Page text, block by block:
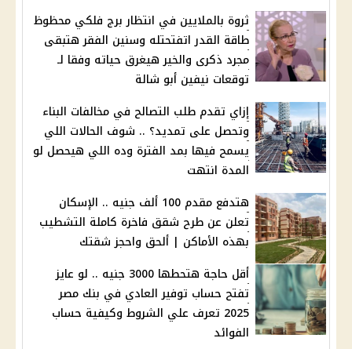
ثروة بالملايين في انتظار برج فلكي محظوظ
طاقة القدر اتفتحتله وسنين الفقر هتبقى
مجرد ذكرى والخير هيغرق حياته وفقا لـ
توقعات نيفين أبو شالة
إزاي تقدم طلب التصالح في مخالفات البناء
وتحصل على تمديد؟ .. شوف الحالات اللي
يسمح فيها بمد الفترة وده اللي هيحصل لو
المدة انتهت
هتدفع مقدم 100 ألف جنيه .. الإسكان
تعلن عن طرح شقق فاخرة كاملة التشطيب
بهذه الأماكن | ألحق واحجز شقتك
أقل حاجة هتحطها 3000 جنيه .. لو عايز
تفتح حساب توفير العادي في بنك مصر
2025 تعرف علي الشروط وكيفية حساب
الفوائد